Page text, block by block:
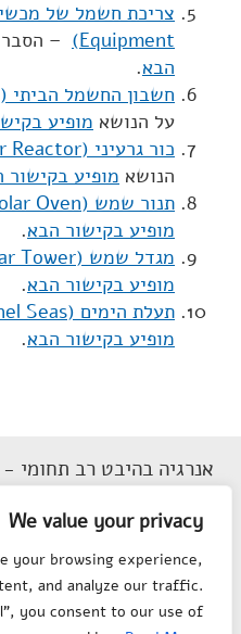
We value your privacy
your browsing experience,
and analyze our traffic.
you consent to our use of
Equipment)
–
הבא.
חשבון החשמל הביתי (Electric Bill)
על הנושא מופיע
כור גרעיני (Nuclear Reactor)
הנושא מופיע בקישור
תנור שמש (Solar Oven)
מופיע בקישור הבא.
מגדל שמש (Solar Tower)
מופיע בקישור הבא.
תעלת הימים (Tunnel Seas)
מופיע בקישור הבא.
אנרגיה בהיבט רב תחומי
הצהרת נגישות
מפת אתר